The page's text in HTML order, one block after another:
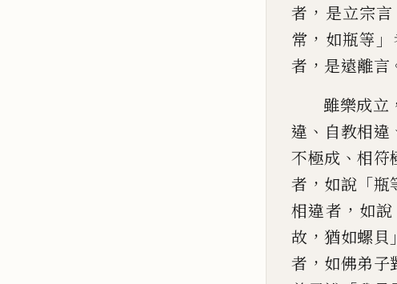
者 ， 是立宗言
常 ， 如瓶等 」
者 ， 是遠離言
雖樂成立
違 、 自教相違
不極成 、相符
者 ， 如說 「瓶
相違者 ， 如說
故 ，猶如螺貝
者 ， 如佛弟子